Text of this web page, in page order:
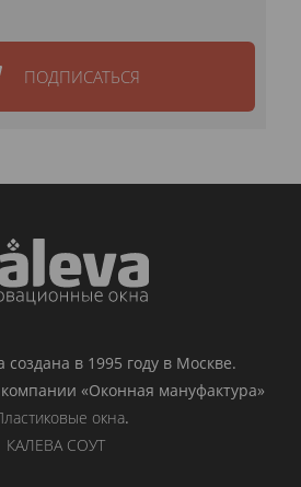
ПОДПИСАТЬСЯ
в 1995 году в Москве.
«Оконная мануфактура»
окна.
КАЛЕВА СОУТ